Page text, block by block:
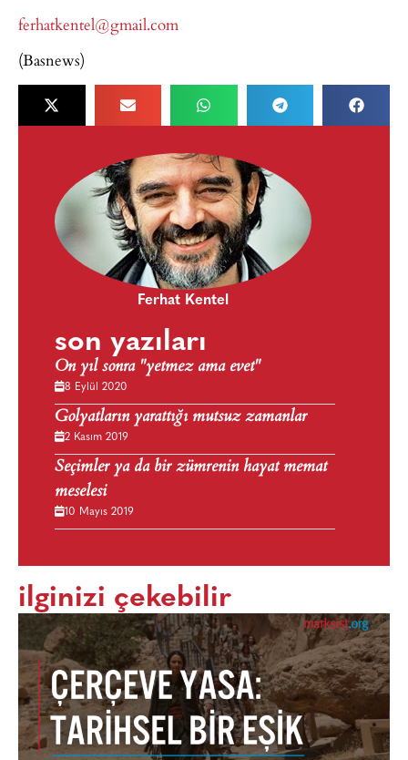
ferhatkentel@gmail.com
(Basnews)
Ferhat Kentel
son yazıları
On yıl sonra "yetmez ama evet"
8 Eylül 2020
Golyatların yarattığı mutsuz zamanlar
2 Kasım 2019
Seçimler ya da bir zümrenin hayat memat
meselesi
10 Mayıs 2019
ilginizi çekebilir